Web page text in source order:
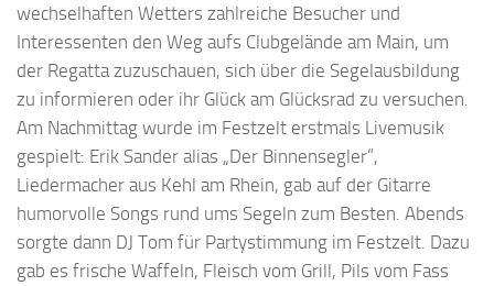
wechselhaften Wetters zahlreiche Besucher und
Interessenten den Weg aufs Clubgelände am Main, um
der Regatta zuzuschauen, sich über die Segelausbildung
zu informieren oder ihr Glück am Glücksrad zu versuchen.
Am Nachmittag wurde im Festzelt erstmals Livemusik
gespielt: Erik Sander alias „Der Binnensegler“,
Liedermacher aus Kehl am Rhein, gab auf der Gitarre
humorvolle Songs rund ums Segeln zum Besten. Abends
sorgte dann DJ Tom für Partystimmung im Festzelt. Dazu
gab es frische Waffeln, Fleisch vom Grill, Pils vom Fass